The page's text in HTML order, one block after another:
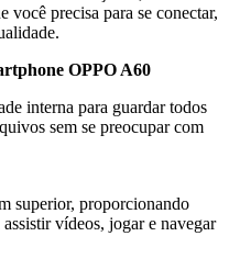
você precisa para se conectar,
OPPO A60
interna para guardar todos
sem se preocupar com
superior, proporcionando
vídeos, jogar e navegar